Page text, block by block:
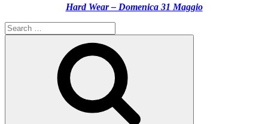
Hard Wear – Domenica 31 Maggio
Search
for: